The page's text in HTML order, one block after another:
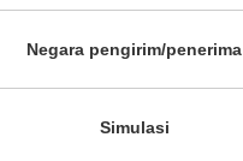
Negara pengirim/penerima
Simulasi